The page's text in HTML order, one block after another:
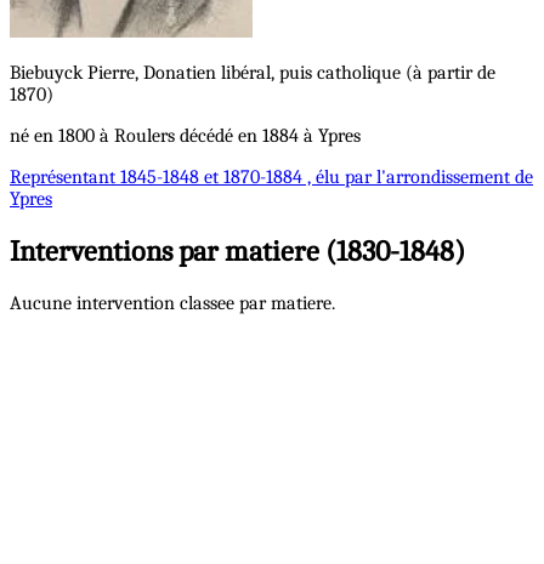
BiebuyckPierre, Donatien libéral, puis catholique (à partir de
1870)
né en 1800 à Roulers décédé en 1884 à Ypres
Représentant 1845-1848 et 1870-1884 , élu par l'arrondissement de
Ypres
Interventions par matiere (1830-1848)
Aucune intervention classee par matiere.